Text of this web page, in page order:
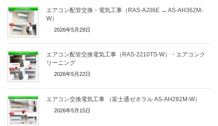
エアコン配管交換・電気工事（RAS-AJ36E → AS-AH362M-
W）
2026年5月29日
エアコン配管交換電気工事（RAS-2210TS-W）・エアコンク
リーニング
2026年5月22日
エアコン交換電気工事 （富士通ゼネラル AS-AH282M-W）
2026年5月15日